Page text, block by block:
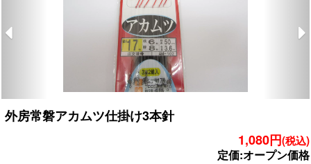
外房常磐アカムツ仕掛け3本針
1,080円(税込)
定価:オープン価格